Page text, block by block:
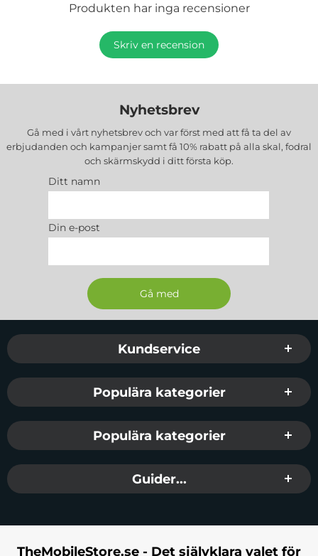
Produkten har inga recensioner
Skriv en recension
Nyhetsbrev
Gå med i vårt nyhetsbrev och var först med att få ta del av
erbjudanden och kampanjer samt få 10% rabatt på alla skal, fodral
och skärmskydd i ditt första köp.
Ditt namn
Din e-post
Sidfot Blandad info och länkar
Kundservice
Populära kategorier
Populära kategorier
Guider...
TheMobileStore.se - Det självklara valet för